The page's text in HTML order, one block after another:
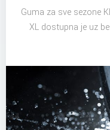
Guma za sve sezone
XL dostupna je uz